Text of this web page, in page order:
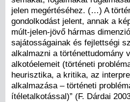
jelen megértéséhez. (…) A
gondolkodást jelent, annak a
múlt-jelen-jövő hármas
sajátosságainak és fejlettségi
alkalmazni a történettudomány
alkotóelemeit (történeti
heurisztika, a kritika, az
alkalmazása – történeti
ítéletalkotással)” (F. Dárdai